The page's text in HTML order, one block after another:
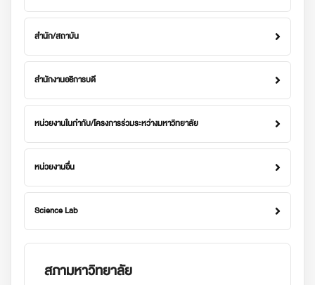
สำนัก/สถาบัน
สำนักงานอธิการบดี
หน่วยงานในกำกับ/โครงการร่วมระหว่างมหาวิทยาลัย
หน่วยงานอื่น
Science Lab
สภามหาวิทยาลัย